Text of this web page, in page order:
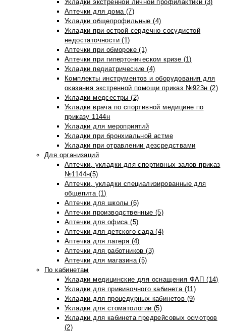
Укладки экстренной личной профилактики (3)
Аптечки для дома (7)
Укладки общепрофильные (4)
Укладки при острой сердечно-сосудистой
недостаточности (1)
Аптечки при обмороке (1)
Аптечки при гипертоническом кризе (1)
Укладки педиатрические (4)
Комплекты инструментов и оборудования для
оказания экстренной помощи приказ №923н (2)
Укладки медсестры (2)
Укладки врача по спортивной медицине по
приказу 1144н
Укладки для мероприятий
Укладки при бронхиальной астме
Укладки при отравлении дезсредствами
Для организаций
Аптечки, укладки для спортивных залов приказ
№1144н(5)
Аптечки, укладки специализированные для
общепита (1)
Аптечки для школы (6)
Аптечки производственные (5)
Аптечки для офиса (5)
Аптечки для детского сада (4)
Аптечка для лагеря (4)
Аптечки для работников (3)
Аптечки для магазина (5)
По кабинетам
Укладки медицинские для оснащения ФАП (14)
Укладки для прививочного кабинета (11)
Укладки для процедурных кабинетов (9)
Укладки для стоматологии (5)
Укладки для кабинета предрейсовых осмотров
(2)